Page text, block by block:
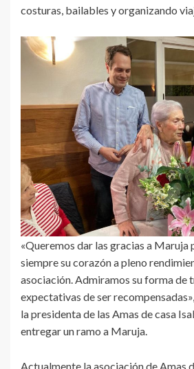
costuras, bailables y organizando
«Queremos dar las gracias a Maruja
siempre su corazón a pleno
asociación. Admiramos su forma de
expectativas de ser
la presidenta de las Amas de casa
entregar un ramo a Maruja.
Actualmente la asociación de Amas